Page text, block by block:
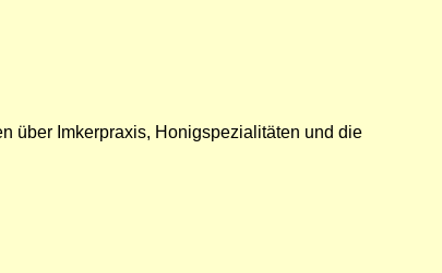
über Imkerpraxis, Honigspezialitäten und die